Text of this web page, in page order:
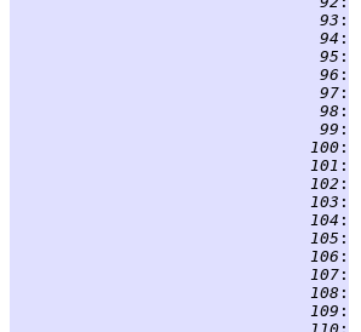
  93
:
  94
:
  95
:
  96
:
  97
:
  98
:
  99
:
100 :
101 :
102 :
103 :
104 :
105 :
106 :
107 :
108 :
109 :